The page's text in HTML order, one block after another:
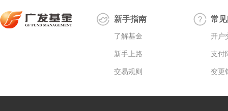
新手指南
了解基金
新手上路
交易规则
常
开户
支付
变更